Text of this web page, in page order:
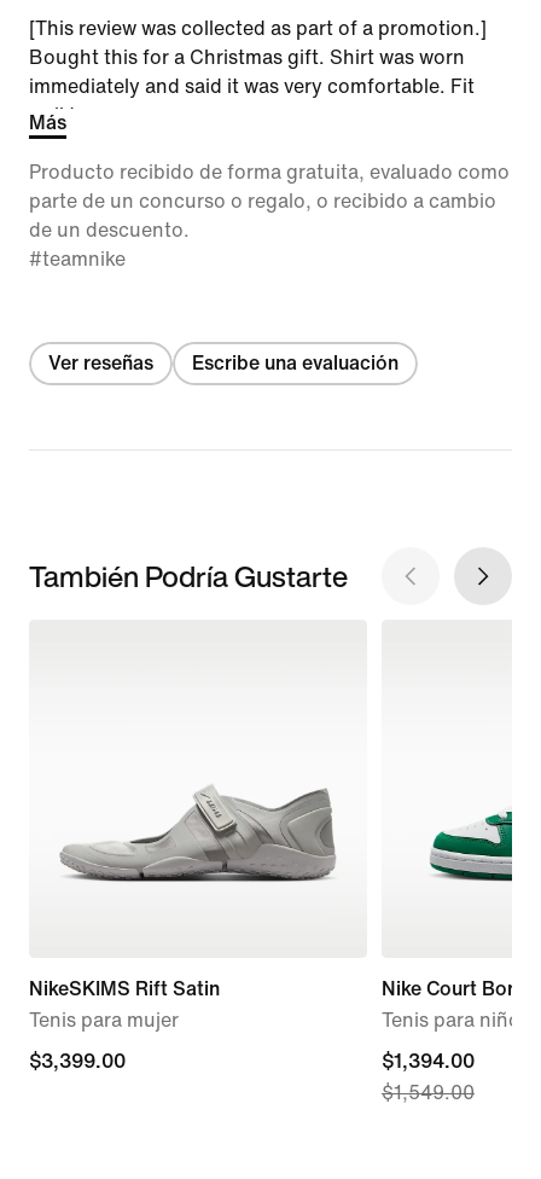
[This review was collected as part of a promotion.]
Bought this for a Christmas gift. Shirt was worn
immediately and said it was very comfortable. Fit
well too.
Más
Producto recibido de forma gratuita, evaluado como
parte de un concurso o regalo, o recibido a cambio
de un descuento.
#teamnike
Ver reseñas Escribe una evaluación
También Podría Gustarte
NikeSKIMS Rift Satin
Tenis para mujer
$3,399.00
$3,399.00
Nike Court
Tenis para niños
current
price
$1,394.00
$1,549.00